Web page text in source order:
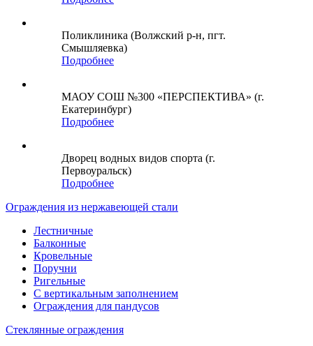
Поликлиника (Волжский р-н, пгт.
Смышляевка)
Подробнее
МАОУ СОШ №300 «ПЕРСПЕКТИВА» (г.
Екатеринбург)
Подробнее
Дворец водных видов спорта (г.
Первоуральск)
Подробнее
Ограждения из нержавеющей стали
Лестничные
Балконные
Кровельные
Поручни
Ригельные
С вертикальным заполнением
Ограждения для пандусов
Стеклянные ограждения